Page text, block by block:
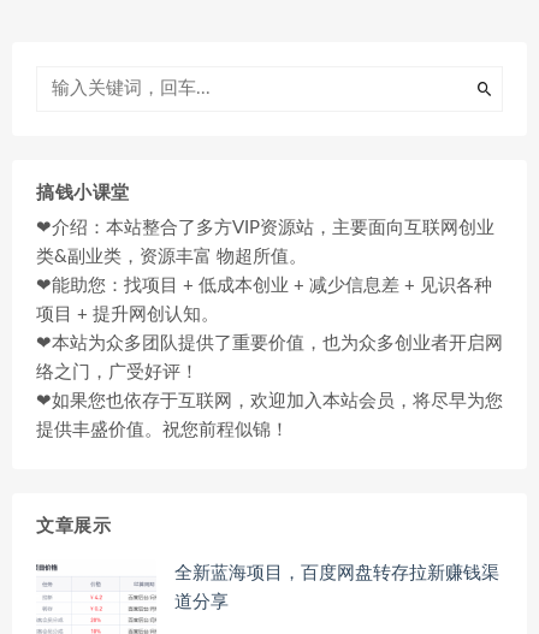
搞钱小课堂
❤介绍：本站整合了多方VIP资源站，主要面向互联网创业
类&副业类，资源丰富 物超所值。
❤能助您：找项目 + 低成本创业 + 减少信息差 + 见识各种
项目 + 提升网创认知。
❤本站为众多团队提供了重要价值，也为众多创业者开启网
络之门，广受好评！
❤如果您也依存于互联网，欢迎加入本站会员，将尽早为您
提供丰盛价值。祝您前程似锦！
文章展示
全新蓝海项目，百度网盘转存拉新赚钱渠
道分享